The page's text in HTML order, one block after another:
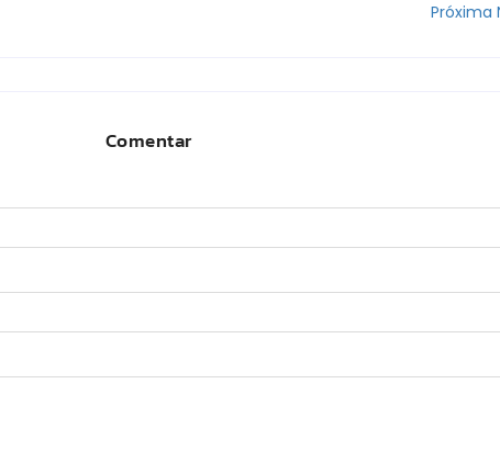
Próxima
Comentar